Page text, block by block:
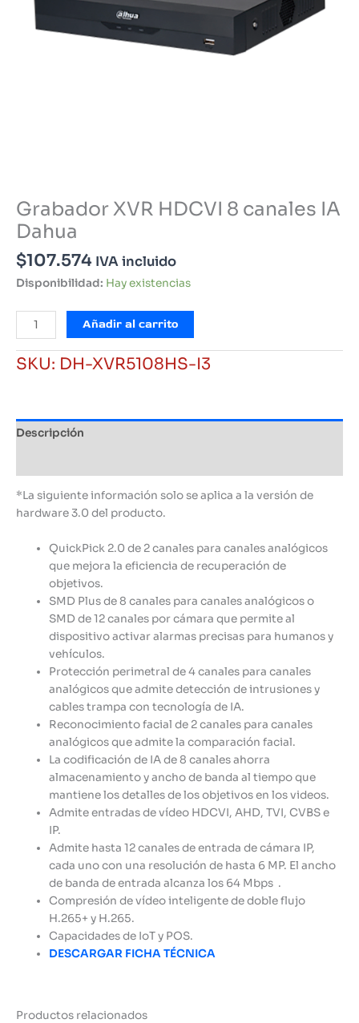
Grabador XVR HDCVI 8 canales IA
Dahua
$107.574 IVA incluido
Disponibilidad: Hay existencias
Grabador
XVR
HDCVI
8
Dahua
cantidad
Añadir al carrito
SKU: DH-XVR5108HS-I3
Descripción
*La siguiente información solo se aplica a la versión de
hardware 3.0 del producto.
QuickPick 2.0 de 2 canales para canales analógicos
que mejora la eficiencia de recuperación de
objetivos.
SMD Plus de 8 canales para canales analógicos o
SMD de 12 canales por cámara que permite al
dispositivo activar alarmas precisas para humanos y
vehículos.
Protección perimetral de 4 canales para canales
analógicos que admite detección de intrusiones y
cables trampa con tecnología de IA.
Reconocimiento facial de 2 canales para canales
analógicos que admite la comparación facial.
La codificación de IA de 8 canales ahorra
almacenamiento y ancho de banda al tiempo que
mantiene los detalles de los objetivos en los videos.
Admite entradas de vídeo HDCVI, AHD, TVI, CVBS e
IP.
Admite hasta 12 canales de entrada de cámara IP,
cada uno con una resolución de hasta 6 MP. El ancho
de banda de entrada alcanza los 64 Mbps .
Compresión de vídeo inteligente de doble flujo
H.265+ y H.265.
Capacidades de IoT y POS.
DESCARGAR FICHA TÉCNICA
Productos relacionados